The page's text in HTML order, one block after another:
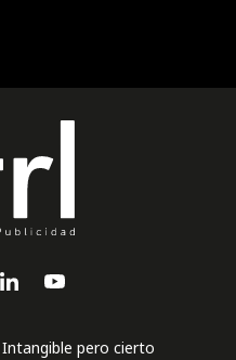
Intangible pero cierto